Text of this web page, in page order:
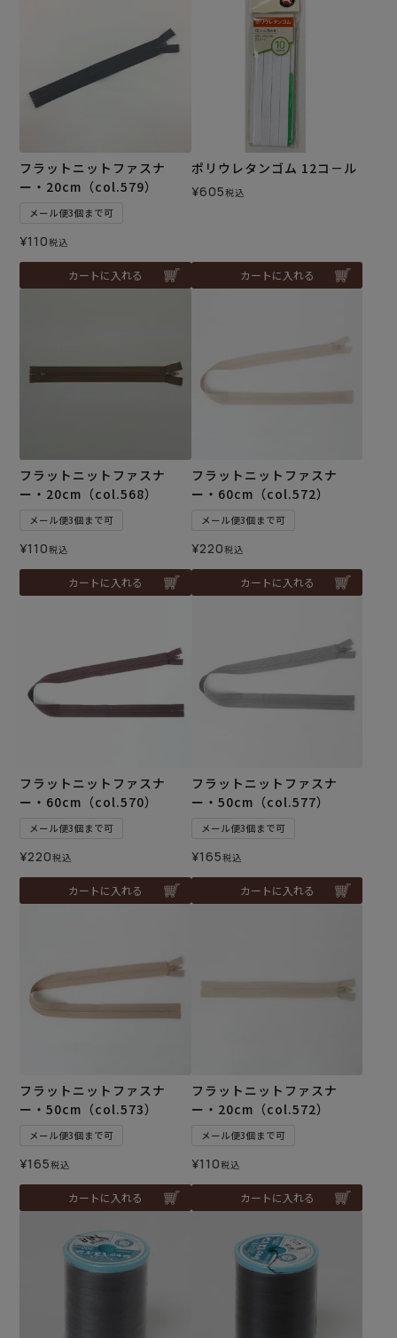
フラットニットファスナ
ー・20cm（col.579）
メール便3個まで可
¥110税込
カートに入れる
ポリウレタンゴム 12コ－ル
¥605税込
カートに入れる
フラットニットファスナ
ー・20cm（col.568）
メール便3個まで可
¥110税込
カートに入れる
フラットニットファスナ
ー・60cm（col.572）
メール便3個まで可
¥220税込
カートに入れる
フラットニットファスナ
ー・60cm（col.570）
メール便3個まで可
¥220税込
カートに入れる
フラットニットファスナ
ー・50cm（col.577）
メール便3個まで可
¥165税込
カートに入れる
フラットニットファスナ
ー・50cm（col.573）
メール便3個まで可
¥165税込
カートに入れる
フラットニットファスナ
ー・20cm（col.572）
メール便3個まで可
¥110税込
カートに入れる